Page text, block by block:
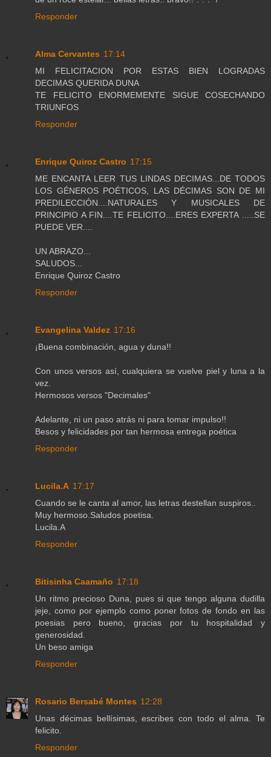
Responder
Alma Cervantes 17:14
MI FELICITACION POR ESTAS BIEN LOGRADAS
DECIMAS QUERIDA DUNA
TE FELICITO ENORMEMENTE SIGUE COSECHANDO
TRIUNFOS
Responder
Enrique Quiroz Castro 17:15
ME ENCANTA LEER TUS LINDAS DECIMAS...DE TODOS
LOS GÉNEROS POÉTICOS, LAS DÉCIMAS SON DE MI
PREDILECCIÓN....NATURALES Y MUSICALES DE
PRINCIPIO A FIN....TE FELICITO....ERES EXPERTA .....SE
PUEDE VER....
UN ABRAZO...
SALUDOS...
Enrique Quiroz Castro
Responder
Evangelina Valdez 17:16
¡Buena combinación, agua y duna!!
Con unos versos así, cualquiera se vuelve piel y luna a la
vez.
Hermosos versos "Decimales"
Adelante, ni un paso atrás ni para tomar impulso!!
Besos y felicidades por tan hermosa entrega poética
Responder
Lucila.A 17:17
Cuando se le canta al amor, las letras destellan suspiros..
Muy hermoso.Saludos poetisa.
Lucila.A
Responder
Bitisinha Caamaño 17:18
Un ritmo precioso Duna, pues si que tengo alguna dudilla
jeje, como por ejemplo como poner fotos de fondo en las
poesias pero bueno, gracias por tu hospitalidad y
generosidad.
Un beso amiga
Responder
Rosario Bersabé Montes 12:28
Unas décimas bellísimas, escribes con todo el alma. Te
felicito.
Responder